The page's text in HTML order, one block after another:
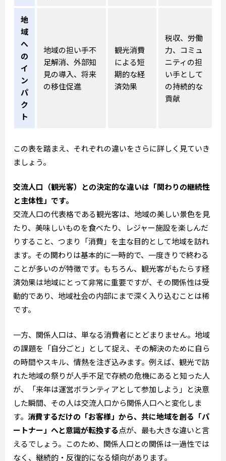
地
域
へ
の
イ
ン
パ
ク
ト
地域の担い手不
足解消、外部知
見の導入、将来
の移住促進
観光消費
による短
期的な経
済効果
税収、労働
力、コミュ
ニティの担
い手として
の持続的な
貢献
この表を踏まえ、それぞれの違いをさらに詳しく見ていき
ましょう。
交流人口（観光客）との決定的な違いは「関わりの継続性
と主体性」です。
交流人口の代表格である観光客は、地域の美しい景色を見
たり、美味しいものを食べたり、レジャー施設を楽しんだ
りすること、つまり「消費」を主な目的として地域を訪れ
ます。その関わりは基本的に一時的で、一度きりで終わる
ことが多いのが特徴です。もちろん、観光客がもたらす経
済効果は地域にとって非常に重要ですが、その関係性は受
動的であり、地域社会の内部にまで深く入り込むことは稀
です。
一方、関係人口は、単なる消費者にとどまりません。地域
の課題を「自分ごと」として捉え、その解決のために自ら
の時間やスキル、情熱を注ぎ込みます。例えば、観光で訪
れた地域の祭りが人手不足で存続の危機にあると知った人
が、「来年は運営ボランティアとして参加しよう」と決意
した瞬間、その人は交流人口から関係人口へと変化しま
す。 消費するだけの「お客様」から、共に地域を創る「パ
ートナー」へと意識が転換する点が、最も大きな違いと言
えるでしょう。このため、関係人口との関係は一過性では
なく、継続的・反復的になる傾向があります。